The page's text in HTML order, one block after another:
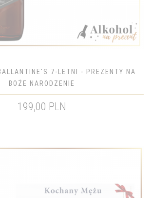
7-LETNI - PREZENTY NA
BOŻE NARODZENIE
199,00 PLN